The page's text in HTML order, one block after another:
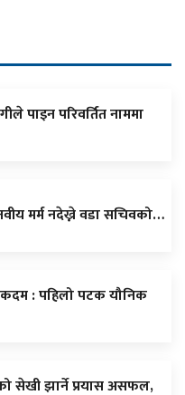
पाइन परिवर्तित नाममा
मर्म नदेख्ने वडा सचिवको…
: पहिलो पटक यौनिक
सेखी झार्ने प्रयास असफल,